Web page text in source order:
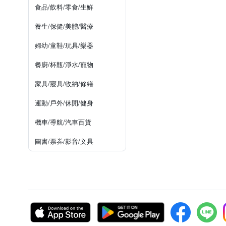
食品/飲料/零食/生鮮
養生/保健/美體/醫療
婦幼/童鞋/玩具/樂器
餐廚/杯瓶/淨水/寵物
家具/寢具/收納/修繕
運動/戶外/休閒/健身
機車/導航/汽車百貨
圖書/票券/影音/文具